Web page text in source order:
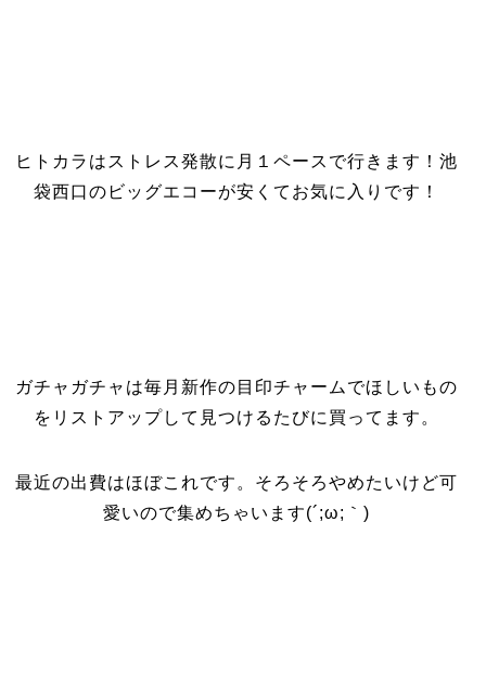
ヒトカラはストレス発散に月１ペースで行きます！池
袋西口のビッグエコーが安くてお気に入りです！
ガチャガチャは毎月新作の目印チャームでほしいもの
をリストアップして見つけるたびに買ってます。
最近の出費はほぼこれです。そろそろやめたいけど可
愛いので集めちゃいます(´;ω;｀)